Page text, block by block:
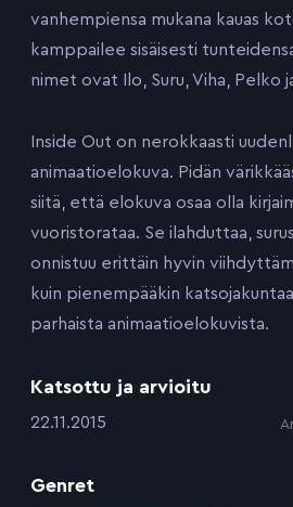
vanhempiensa mukana kauas
kamppailee sisäisesti
nimet ovat Ilo, Suru, Viha, Pelko
Inside Out on nerokkaasti
animaatioelokuva. Pidän
siitä, että elokuva osaa olla
vuoristorataa. Se ilahduttaa,
onnistuu erittäin hyvin
kuin pienempääkin
parhaista animaatioelokuvista.
Katsottu ja arvioitu
:22.11.2015
Genret